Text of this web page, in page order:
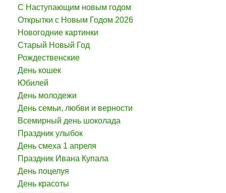
С Наступающим новым годом
Открытки с Новым Годом 2026
Новогодние картинки
Старый Новый Год
Рождественские
День кошек
Юбилей
День молодежи
День семьи, любви и верности
Всемирный день шоколада
Праздник улыбок
День смеха 1 апреля
Праздник Ивана Купала
День поцелуя
День красоты